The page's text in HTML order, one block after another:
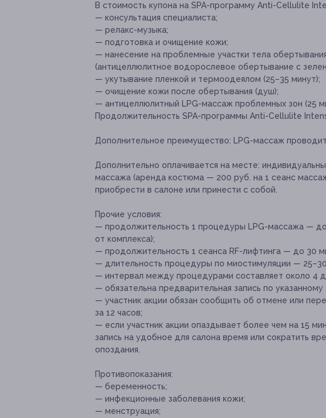
В стоимость купона на SPA-программу Anti-Cellulite
— консультация специалиста;
— релакс-музыка;
— подготовка и очищение кожи;
— нанесение на проблемные участки тела
(антицеллюлитное водорослевое обертывание с
— укутывание пленкой и термоодеялом (25–35 минут);
— очищение кожи после обертывания (душ);
— антицеллюлитный LPG-массаж проблемных зон (25
Продолжительность SPA-программы Anti-Cellulite
Дополнительное преимущество: LPG-массаж
Дополнительно оплачивается на месте:
массажа (аренда костюма — 200 руб. на 1 сеанс
приобрести в салоне или принести с собой.
Прочие условия:
— продолжительность 1 процедуры LPG-массажа —
от комплекса);
— продолжительность 1 сеанса RF-лифтинга — до 30
— длительность процедуры по миостимуляции —
— интервал между процедурами составляет около 4
— обязательна предварительная запись по
— участник акции обязан сообщить об отмене или
за 12 часов;
— если участник акции опаздывает более чем на 15
запись на удобное для салона время или сократить
опоздания.
Противопоказания:
— беременность;
— инфекционные заболевания кожи;
— менструация;